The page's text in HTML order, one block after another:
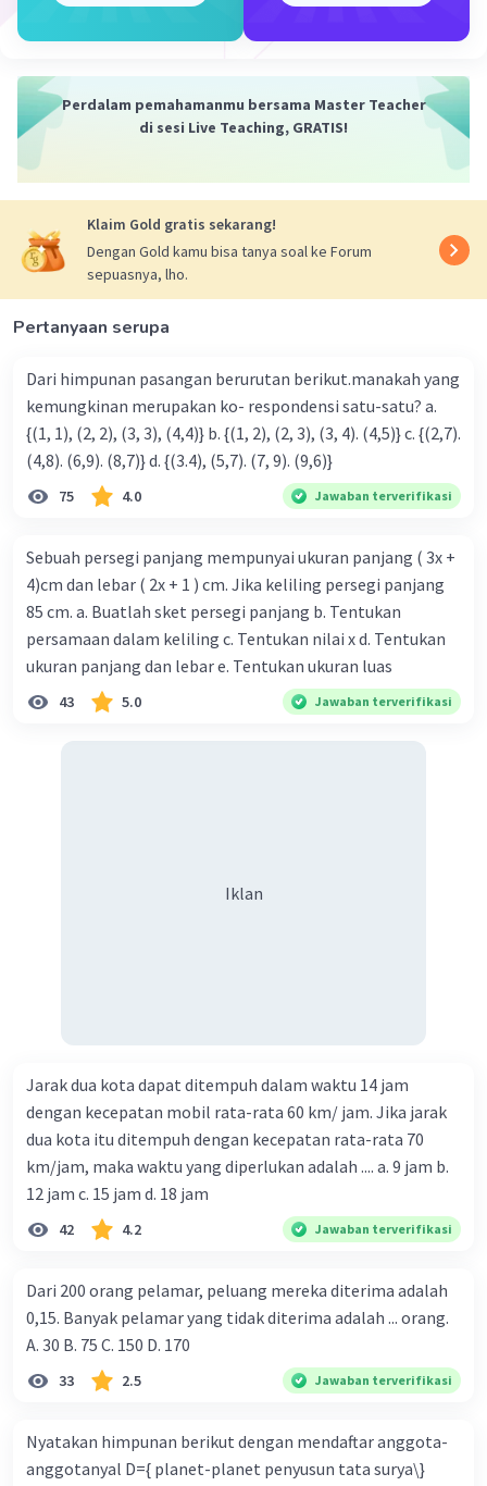
Perdalam pemahamanmu bersama Master Teacher
di sesi Live Teaching, GRATIS!
Klaim Gold gratis sekarang!
Dengan Gold kamu bisa tanya soal ke Forum
sepuasnya, lho.
Pertanyaan serupa
Dari himpunan pasangan berurutan berikut.manakah yang
kemungkinan merupakan ko- respondensi satu-satu? a.
{(1, 1), (2, 2), (3, 3), (4,4)} b. {(1, 2), (2, 3), (3, 4). (4,5)} c. {(2,7).
(4,8). (6,9). (8,7)} d. {(3.4), (5,7). (7, 9). (9,6)}
75 4.0 Jawaban terverifikasi
Sebuah persegi panjang mempunyai ukuran panjang ( 3x +
4)cm dan lebar ( 2x + 1 ) cm. Jika keliling persegi panjang
85 cm. a. Buatlah sket persegi panjang b. Tentukan
persamaan dalam keliling c. Tentukan nilai x d. Tentukan
ukuran panjang dan lebar e. Tentukan ukuran luas
43 5.0 Jawaban terverifikasi
Iklan
Jarak dua kota dapat ditempuh dalam waktu 14 jam
dengan kecepatan mobil rata-rata 60 km/ jam. Jika jarak
dua kota itu ditempuh dengan kecepatan rata-rata 70
km/jam, maka waktu yang diperlukan adalah .... a. 9 jam b.
12 jam c. 15 jam d. 18 jam
42 4.2 Jawaban terverifikasi
Dari 200 orang pelamar, peluang mereka diterima adalah
0,15. Banyak pelamar yang tidak diterima adalah ... orang.
A. 30 B. 75 C. 150 D. 170
33 2.5 Jawaban terverifikasi
Nyatakan himpunan berikut dengan mendaftar anggota-
anggotanyal D={ planet-planet penyusun tata surya\}